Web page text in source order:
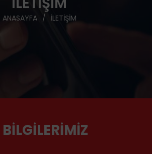
ANASAYFA İLETIŞIM